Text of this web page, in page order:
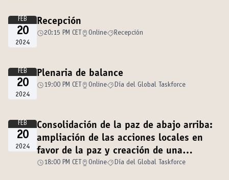
FEB
20
2024
Recepción
20:15 PM CET Online Recepción
FEB
20
2024
Plenaria de balance
19:00 PM CET Online Día del Global Taskforce
FEB
20
2024
Consolidación de la paz de abajo arriba:
ampliación de las acciones locales en
favor de la paz y creación de una
gobernanza sólida
18:00 PM CET Online Día del Global Taskforce